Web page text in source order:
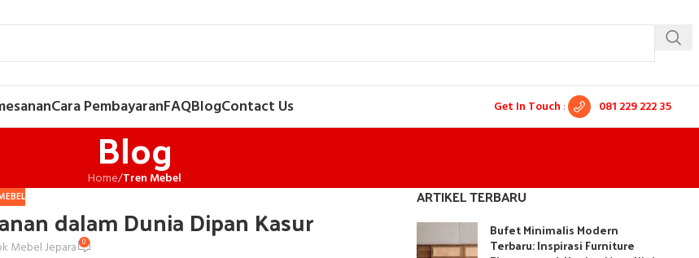
Cara PembayaranFAQBlogContact Us Get In Touch : 081 229 222 35
Blog
Home/Tren Mebel
dalam Dunia Dipan Kasur
Mebel Jepara 0
ARTIKEL TERBARU
Bufet Minimalis Modern
Terbaru: Inspirasi Furniture